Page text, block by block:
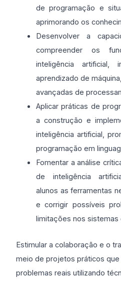
de programação e
aprimorando os
Desenvolver a
compreender os
inteligência artificial,
aprendizado de
avançadas de
Aplicar práticas de
a construção e
inteligência artificial,
programação em
Fomentar a análise
de inteligência
alunos as ferramentas
e corrigir possíveis
limitações nos sistemas
Estimular a colaboração e o
meio de projetos práticos
problemas reais utilizando